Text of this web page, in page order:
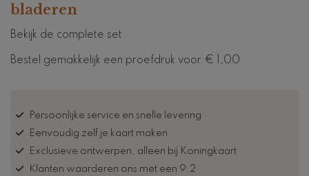
bladeren
Bekijk de complete set
Bestel gemakkelijk een proefdruk voor € 1,00
Persoonlijke service en snelle levering
Eenvoudig zelf je kaart maken
Exclusieve ontwerpen, alleen bij Koningkaart
Klanten waarderen ons met een 9.2